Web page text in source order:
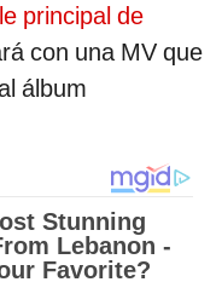
principal de
con una MV que
álbum